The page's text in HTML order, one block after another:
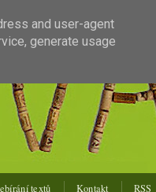
textů Kontakt RSS
and user-agent
generate usage